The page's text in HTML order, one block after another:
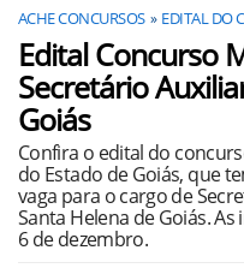
ACHE CONCURSOS EDITAL DO
Edital Concurso
Secretário
Goiás
Confira o edital do
do Estado de Goiás, que
vaga para o cargo de
Santa Helena de Goiás.
6 de dezembro.